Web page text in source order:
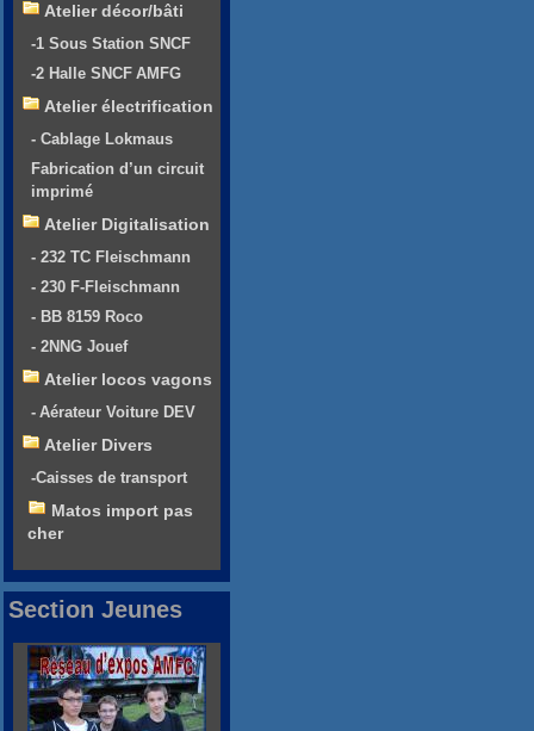
Atelier décor/bâti
-1 Sous Station SNCF
-2 Halle SNCF AMFG
Atelier électrification
- Cablage Lokmaus
Fabrication d’un circuit
imprimé
Atelier Digitalisation
- 232 TC Fleischmann
- 230 F-Fleischmann
- BB 8159 Roco
- 2NNG Jouef
Atelier locos vagons
- Aérateur Voiture DEV
Atelier Divers
-Caisses de transport
Matos import pas
cher
Section Jeunes